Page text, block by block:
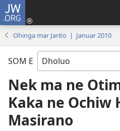
JW.ORG
Ohinga mar Jarito | Januar 2010
SOM E
Nek ma ne
Kaka ne Ochiw
Masirano